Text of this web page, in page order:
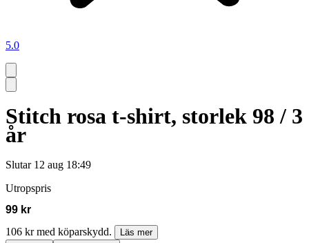
5.0
Stitch rosa t-shirt, storlek 98 / 3
år
Slutar 12 aug 18:49
Utropspris
99 kr
106 kr med köparskydd.
Läs mer